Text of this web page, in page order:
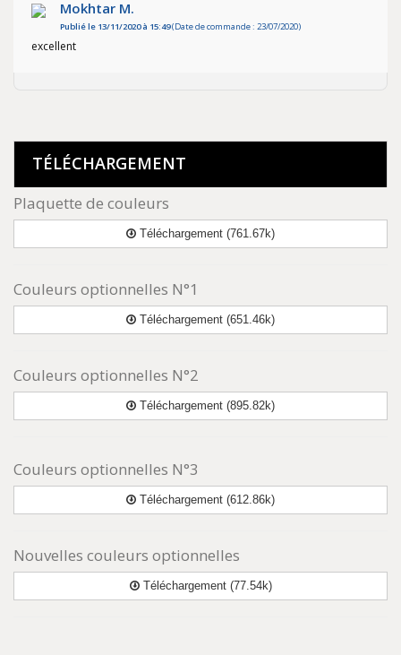
Mokhtar M.
Publié le 13/11/2020 à 15:49(Date de commande : 23/07/2020)
excellent
TÉLÉCHARGEMENT
Plaquette de couleurs
Téléchargement (761.67k)
Couleurs optionnelles N°1
Téléchargement (651.46k)
Couleurs optionnelles N°2
Téléchargement (895.82k)
Couleurs optionnelles N°3
Téléchargement (612.86k)
Nouvelles couleurs optionnelles
Téléchargement (77.54k)